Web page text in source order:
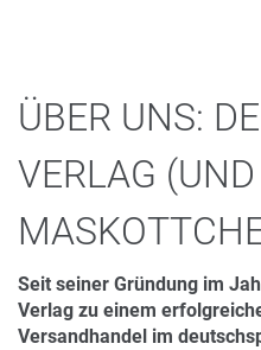
ÜBER UNS:
VERLAG
Seit seiner Gründung im
Verlag zu einem
Versandhandel im